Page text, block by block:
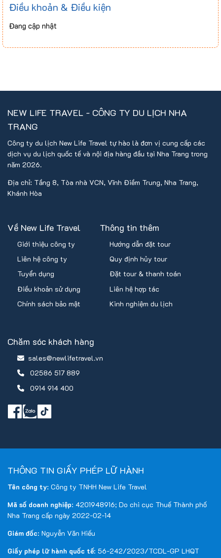
Điều khoản & Điều kiện
Đang cập nhật
NEW LIFE TRAVEL - CÔNG TY DU LỊCH NHA
TRANG
Công ty du lịch New Life Travel tự hào là đơn vị cung cấp các
dịch vụ du lịch quốc tế và nội địa hàng đầu tại Nha Trang trong
năm 2026.
Địa chỉ: Tầng 8, Tòa nhà VCN, Vĩnh Điềm Trung, Nha Trang,
Khánh Hòa
Về New Life Travel
Giới thiệu công ty
Liên hệ công ty
Tuyển dụng
Điều khoản sử dụng
Chính sách bảo mật
Thông tin thêm
Hướng dẫn đặt tour
Quy định hủy tour
Đặt tour & thanh toán
Liên hệ hợp tác
Kinh nghiệm du lịch
Chăm sóc khách hàng
sales@newlifetravel.vn
02586 517 889
0914 914 400
THÔNG TIN GIẤY PHÉP LỮ HÀNH
Tên công ty: Công ty TNHH New Life Travel
Mã số doanh nghiệp: 4201948916; Do chi cục Thuế Thành phố
Nha Trang cấp ngày 2022-02-14
Giám đốc: Nguyễn Văn Hiếu
Giấy phép lữ hành quốc tế: 56-242/2023/TCDL-GP LHQT